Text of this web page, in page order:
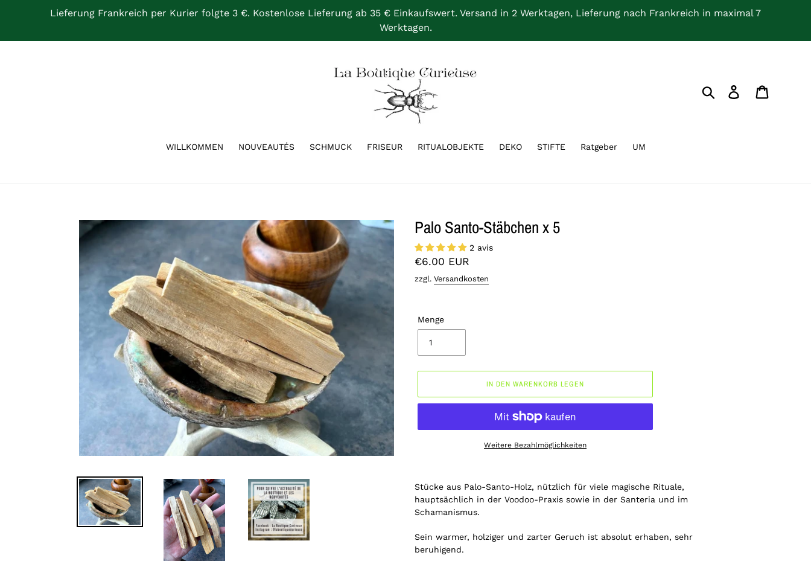
Lieferung Frankreich per Kurier folgte 3 €. Kostenlose Lieferung ab 35 € Einkaufswert. Versand in 2 Werktagen, Lieferung nach Frankreich in maximal 7
Werktagen.
Suchen Einloggen
WILLKOMMEN NOUVEAUTÉS SCHMUCK FRISEUR RITUALOBJEKTE DEKO STIFTE Ratgeber UM
Palo Santo-Stäbchen x 5
2 avis
Normaler
Preis
€6.00 EUR
zzgl. Versandkosten
Menge
IN DEN WARENKORB LEGEN
Weitere Bezahlmöglichkeiten
zum
Warenkorb
hinzugefügt
Stücke aus Palo-Santo-Holz, nützlich für viele magische Rituale,
hauptsächlich in der Voodoo-Praxis sowie in der Santeria und im
Schamanismus.
Sein warmer, holziger und zarter Geruch ist absolut erhaben, sehr
beruhigend.